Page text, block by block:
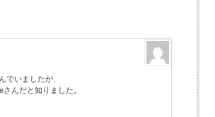
でいましたが、
んだと知りました。